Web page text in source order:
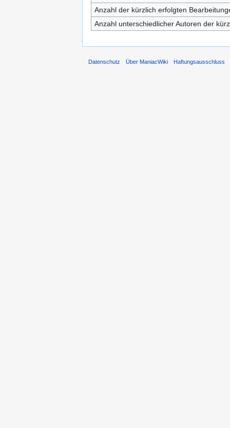
Anzahl der kürzlich erfolgten
Anzahl unterschiedlicher Autoren der
Datenschutz Über ManiacWiki Haftungsausschluss